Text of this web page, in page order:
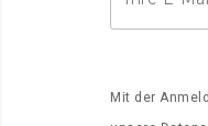
Mit der